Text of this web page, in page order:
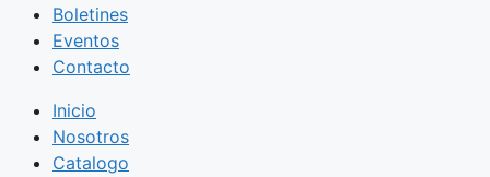
Boletines
Eventos
Contacto
Inicio
Nosotros
Catalogo